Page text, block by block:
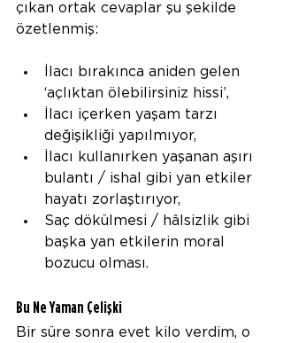
çıkan ortak cevaplar şu şekilde
özetlenmiş:
İlacı bırakınca aniden gelen
‘açlıktan ölebilirsiniz hissi’,
İlacı içerken yaşam tarzı
değişikliği yapılmıyor,
İlacı kullanırken yaşanan aşırı
bulantı / ishal gibi yan etkiler
hayatı zorlaştırıyor,
Saç dökülmesi / hâlsizlik gibi
başka yan etkilerin moral
bozucu olması.
Bu Ne Yaman Çelişki
Bir süre sonra evet kilo verdim, o